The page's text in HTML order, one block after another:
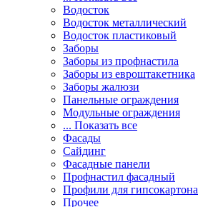
Водосток
Водосток металлический
Водосток пластиковый
Заборы
Заборы из профнастила
Заборы из евроштакетника
Заборы жалюзи
Панельные ограждения
Модульные ограждения
... Показать все
Фасады
Сайдинг
Фасадные панели
Профнастил фасадный
Профили для гипсокартона
Прочее